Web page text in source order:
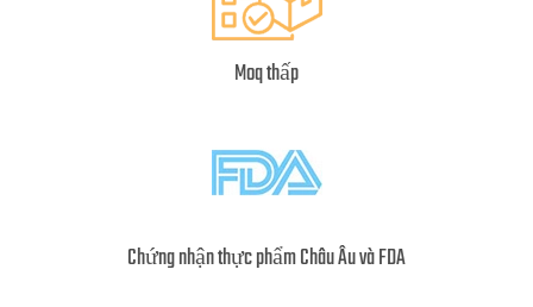
Moq thấp
Chứng nhận thực phẩm Châu Âu và FDA